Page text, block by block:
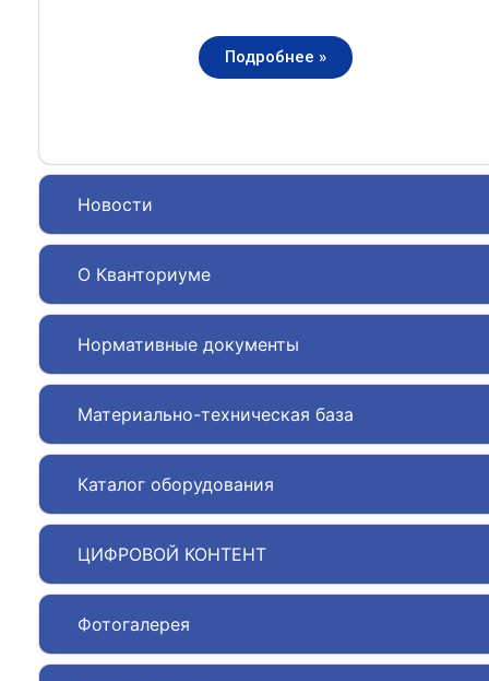
Новости
О Кванториуме
Нормативные документы
Материально-техническая база
Каталог оборудования
ЦИФРОВОЙ КОНТЕНТ
Фотогалерея
Подробнее »